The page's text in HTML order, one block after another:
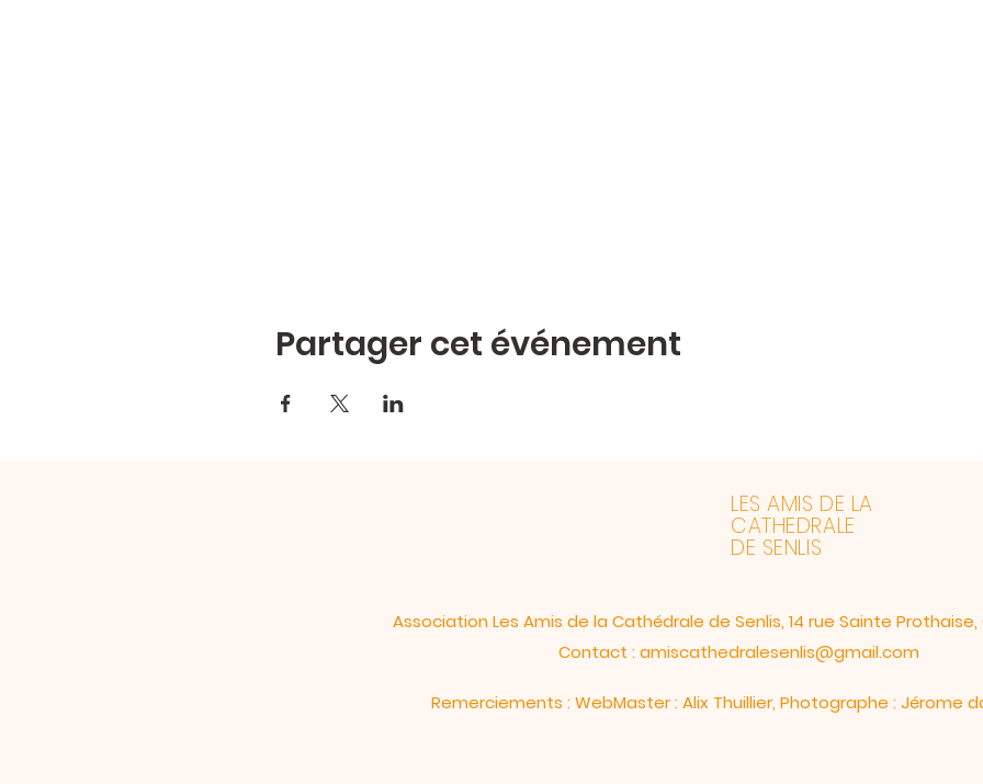
Partager cet événement
LES AMIS DE LA
CATHEDRALE
DE SENLIS
Association Les Amis de la Cathédrale de Senlis, 14 rue Sainte Prothaise,
Contact : amiscathedralesenlis@gmail.com
Remerciements : WebMaster : Alix Thuillier, Photographe : Jérome